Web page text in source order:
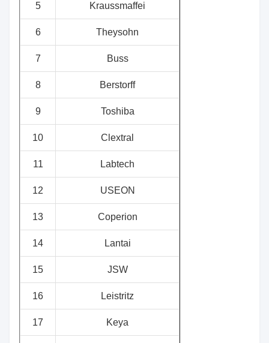
5 Kraussmaffei
6 Theysohn
7 Buss
8 Berstorff
9 Toshiba
10 Clextral
11 Labtech
12 USEON
13 Coperion
14 Lantai
15 JSW
16 Leistritz
17 Keya